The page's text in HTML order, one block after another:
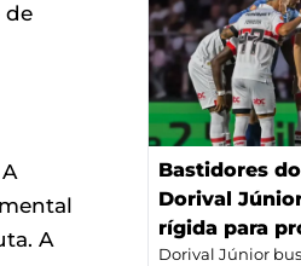
de
A
Bastidores
Dorival
rígida para
Dorival Júnior